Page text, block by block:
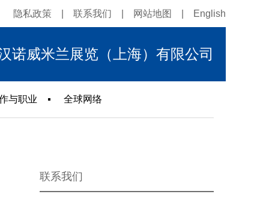
隐私政策 联系我们 网站地图 English
诺威米兰展览（上海）有限公司
与职业 全球网络
联系我们